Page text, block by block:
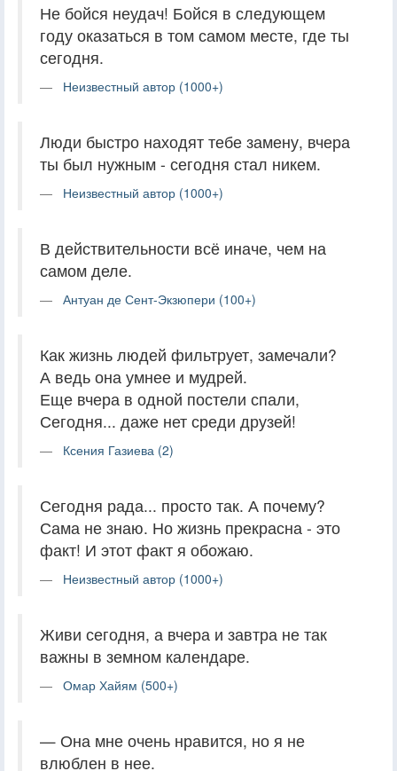
Не бойся неудач! Бойся в следующем
году оказаться в том самом месте, где ты
сегодня.
Неизвестный автор (1000+)
Люди быстро находят тебе замену, вчера
ты был нужным - сегодня стал никем.
Неизвестный автор (1000+)
В действительности всё иначе, чем на
самом деле.
Антуан де Сент-Экзюпери (100+)
Как жизнь людей фильтрует, замечали?
А ведь она умнее и мудрей.
Еще вчера в одной постели спали,
Сегодня... даже нет среди друзей!
Ксения Газиева (2)
Сегодня рада... просто так. А почему?
Сама не знаю. Но жизнь прекрасна - это
факт! И этот факт я обожаю.
Неизвестный автор (1000+)
Живи сегодня, а вчера и завтра не так
важны в земном календаре.
Омар Хайям (500+)
— Она мне очень нравится, но я не
влюблен в нее.